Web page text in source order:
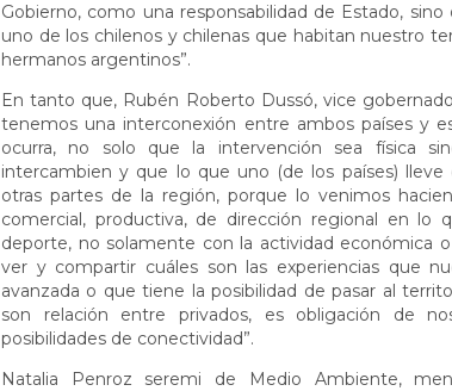
Gobierno, como una responsabilidad de Estado,
uno de los chilenos y chilenas que habitan nuestro
hermanos argentinos”.
En tanto que, Rubén Roberto Dussó, vice
tenemos una interconexión entre ambos países y
ocurra, no solo que la intervención sea física
intercambien y que lo que uno (de los países)
otras partes de la región, porque lo venimos
comercial, productiva, de dirección regional en
deporte, no solamente con la actividad económica
ver y compartir cuáles son las experiencias que
avanzada o que tiene la posibilidad de pasar al
son relación entre privados, es obligación de
posibilidades de conectividad”.
Natalia Penroz seremi de Medio Ambiente,